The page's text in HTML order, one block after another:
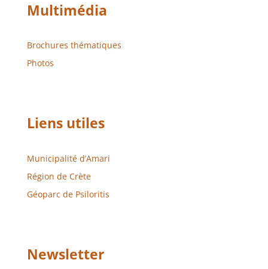
Multimédia
Brochures thématiques
Photos
Liens utiles
Municipalité d’Amari
Région de Crète
Géoparc de Psiloritis
Newsletter